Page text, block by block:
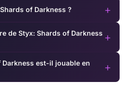
of Darkness ? +
de Styx: Shards of Darkness +
Darkness est-il jouable en
+